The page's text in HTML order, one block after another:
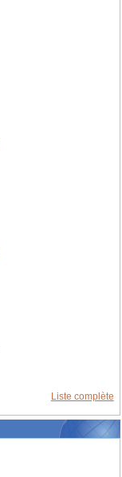
Liste complète